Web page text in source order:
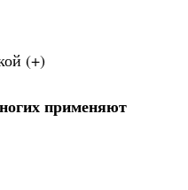
(+)
применяют